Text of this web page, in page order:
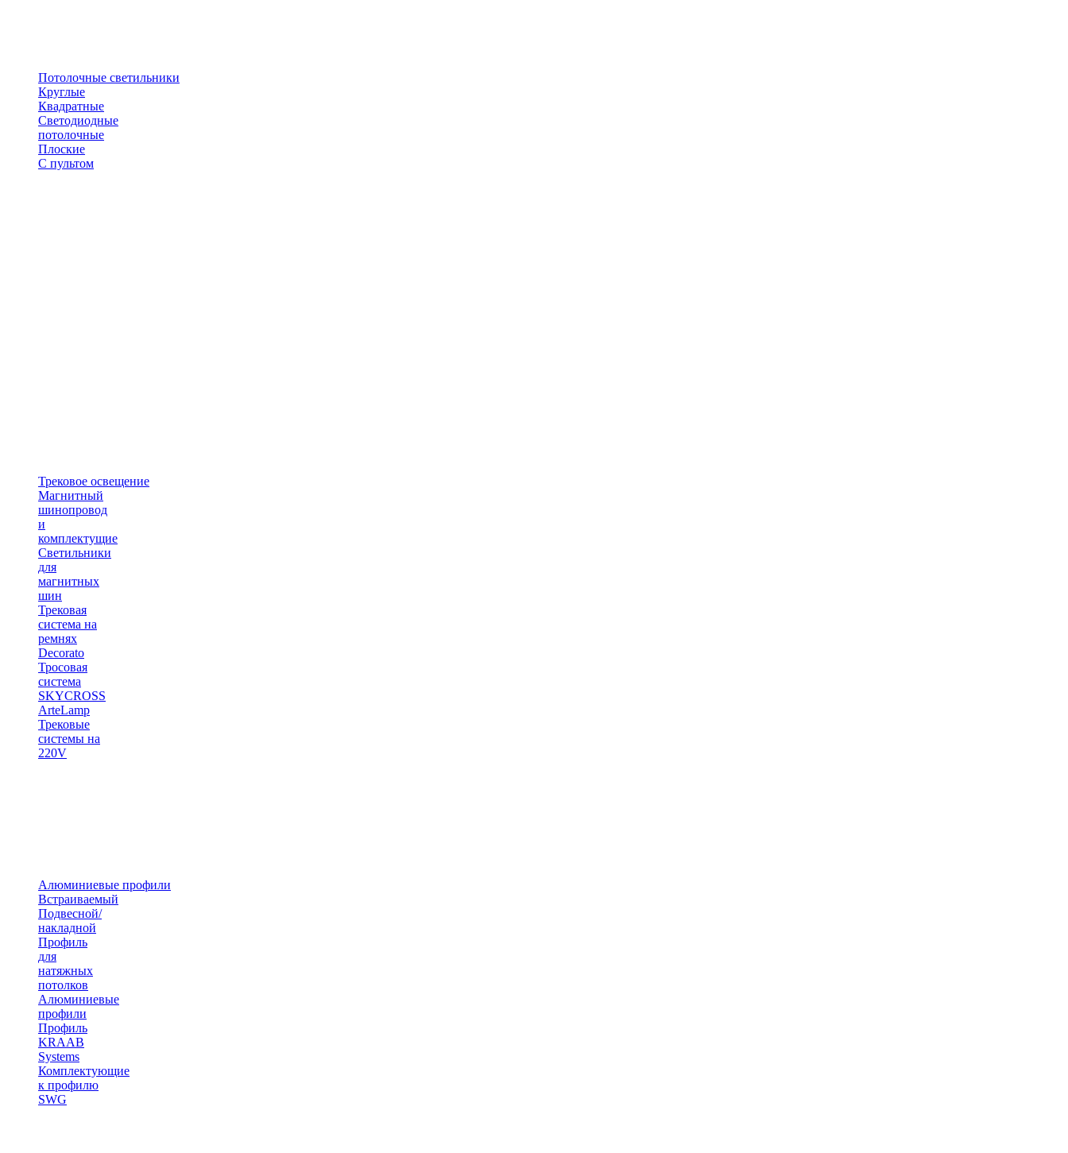
Потолочные светильники
Круглые
Квадратные
Светодиодные
потолочные
Плоские
С пультом
Трековое освещение
Магнитный
шинопровод
и
комплектущие
Светильники
для
магнитных
шин
Трековая
система на
ремнях
Decorato
Тросовая
система
SKYCROSS
ArteLamp
Трековые
системы на
220V
Алюминиевые профили
Встраиваемый
Подвесной/
накладной
Профиль
для
натяжных
потолков
Алюминиевые
профили
Профиль
KRAAB
Systems
Комплектующие
к профилю
SWG